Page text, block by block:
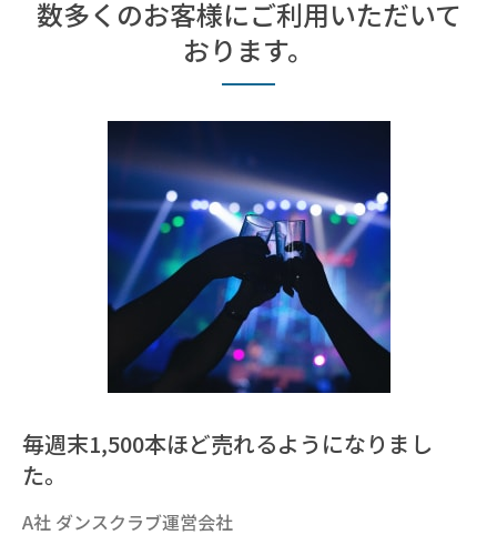
数多くのお客様にご利用いただいて
おります。
毎週末1,500本ほど売れるようになりまし
た。
A社 ダンスクラブ運営会社